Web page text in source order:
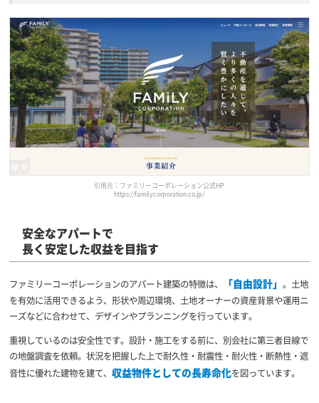
引用元：ファミリーコーポレーション公式HP
https://familycorporation.co.jp/
安全なアパートで
長く安定した収益を目指す
ファミリーコーポレーションのアパート建築の特徴は、 「自由設計」。土地
を有効に活用できるよう、形状や周辺環境、土地オーナーの資産背景や運用ニ
ーズなどに合わせて、デザインやプランニングを行っています。
重視しているのは安全性です。設計・施工をする前に、別会社に第三者目線で
の地盤調査を依頼。状況を把握した上で耐久性・耐震性・耐火性・断熱性・遮
音性に優れた建物を建て、収益物件としての長寿命化を図っています。